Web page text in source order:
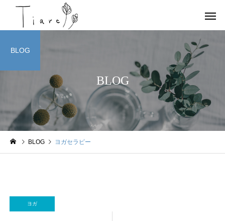
お店情報
京都北部 宮津で唯一の女
のご紹介
ヨガ
OHAYOGA 25/7/27開
BLOG
BLOG
BLOG ヨガセラピー
ヨガ